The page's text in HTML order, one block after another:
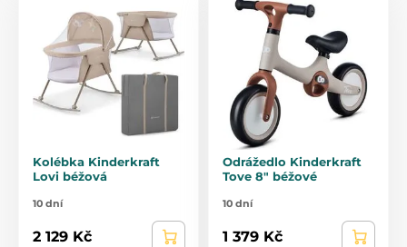
Kolébka Kinderkraft
Lovi béžová
10 dní
2 129 Kč
Odrážedlo Kinderkraft
Tove 8" béžové
10 dní
1 379 Kč